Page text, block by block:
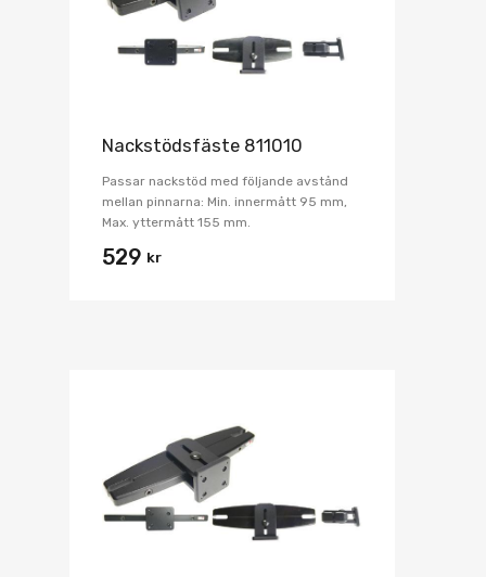
Nackstödsfäste 811010
Passar nackstöd med följande avstånd
mellan pinnarna: Min. innermått 95 mm,
Max. yttermått 155 mm.
529 kr